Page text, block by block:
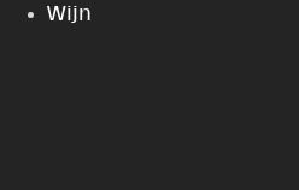
Wijn